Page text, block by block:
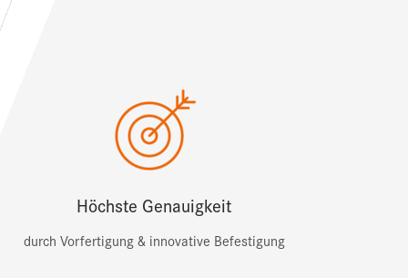
Höchste Genauigkeit
durch Vorfertigung & innovative Befestigung